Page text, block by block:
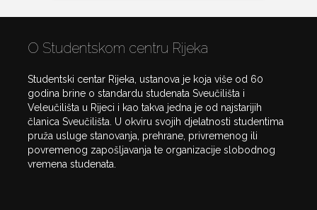
O Studentskom centru Rijeka
Studentski centar Rijeka, ustanova je koja više od 60
godina brine o standardu studenata Sveučilišta i
Veleučilišta u Rijeci i kao takva jedna je od najstarijih
članica Sveučilišta. U okviru svojih djelatnosti studentima
pruža usluge stanovanja, prehrane, privremenog ili
povremenog zapošljavanja te organizacije slobodnog
vremena studenata.